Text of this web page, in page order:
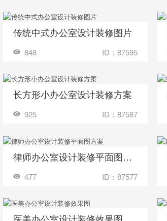
收藏 装修成这样要花多少钱？
传统中式办公室设计装修图片
848 ID：87595
收藏 装修成这样要花多少钱？
长方形小办公室设计装修方案
925 ID：87587
收藏 装修成这样要花多少钱？
律师办公室设计装修平面图方案
477 ID：87577
收藏 装修成这样要花多少钱？
医美办公室设计装修效果图